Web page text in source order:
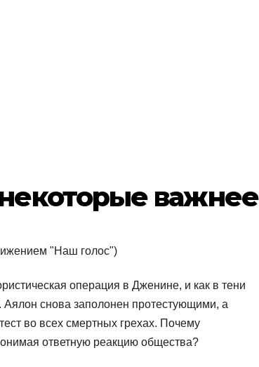
важнее
"Наш голос")
операция в Дженине, и как в тени
Аялон снова заполонен протестующими, а
во всех смертных грехах. Почему
ответную реакцию общества?